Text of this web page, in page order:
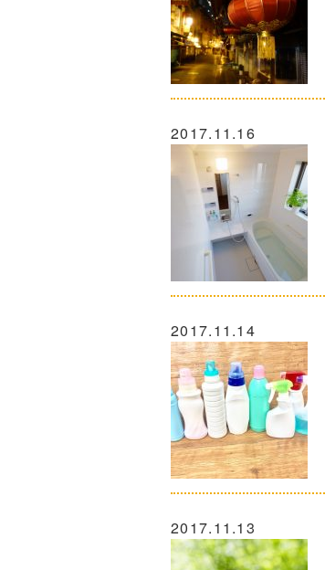
2017.11.16
2017.11.14
2017.11.13